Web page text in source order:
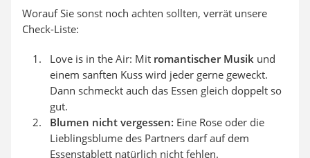
Worauf Sie sonst noch achten sollten, verrät unsere
Check-Liste:
Love is in the Air: Mit romantischer Musik und
einem sanften Kuss wird jeder gerne geweckt.
Dann schmeckt auch das Essen gleich doppelt so
gut.
Blumen nicht vergessen: Eine Rose oder die
Lieblingsblume des Partners darf auf dem
Essenstablett natürlich nicht fehlen.